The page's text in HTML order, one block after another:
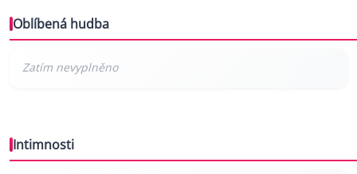
Oblíbená hudba
Intimnosti